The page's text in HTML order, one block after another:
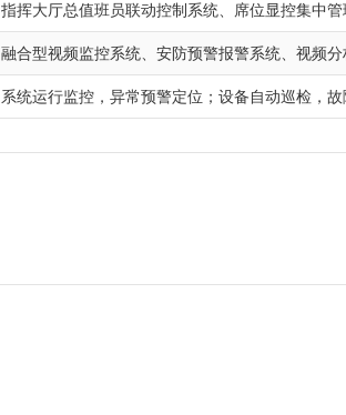
指挥大厅总值班员联动控制系统、席位显控集中
融合型视频监控系统、安防预警报警系统、视频
系统运行监控，异常预警定位；设备自动巡检，